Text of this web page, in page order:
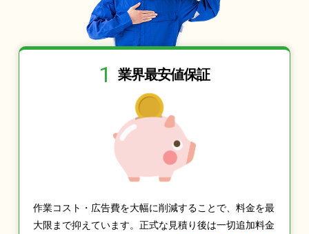
1 業界最安値保証
作業コスト・広告費を大幅に削減することで、料金を最
大限まで抑えています。正式な見積り後は一切追加料金